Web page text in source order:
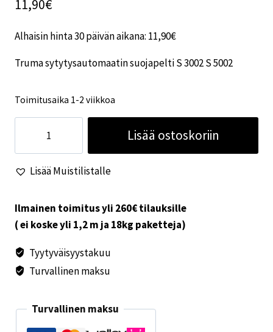
11,90€
Alhaisin hinta 30 päivän aikana: 11,90€
Truma sytytysautomaatin suojapelti S 3002 S 5002
Toimitusaika 1-2 viikkoa
sytytysautomaatin
suojapelti
S
S
5002
Lisää ostoskoriin
Lisää Muistilistalle
Ilmainen toimitus yli 260€ tilauksille
( ei koske yli 1,2 m ja 18kg paketteja)
Tyytyväisyystakuu
Turvallinen maksu
Turvallinen maksu